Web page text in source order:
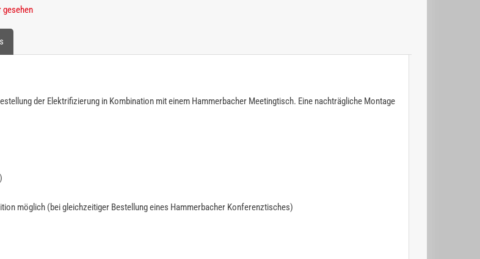
gesehen
der Elektrifizierung in Kombination mit einem Hammerbacher Meetingtisch. Eine nachträgliche Montage
möglich (bei gleichzeitiger Bestellung eines Hammerbacher Konferenztisches)